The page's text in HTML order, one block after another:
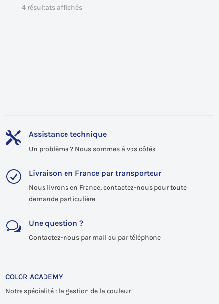
4 résultats affichés
 Assistance technique
Un problème ? Nous sommes à vos côtés
R Livraison en France par transporteur
Nous livrons en France, contactez-nous pour toute
demande particulière
w Une question ?
Contactez-nous par mail ou par téléphone
COLOR ACADEMY
Notre spécialité : la gestion de la couleur.